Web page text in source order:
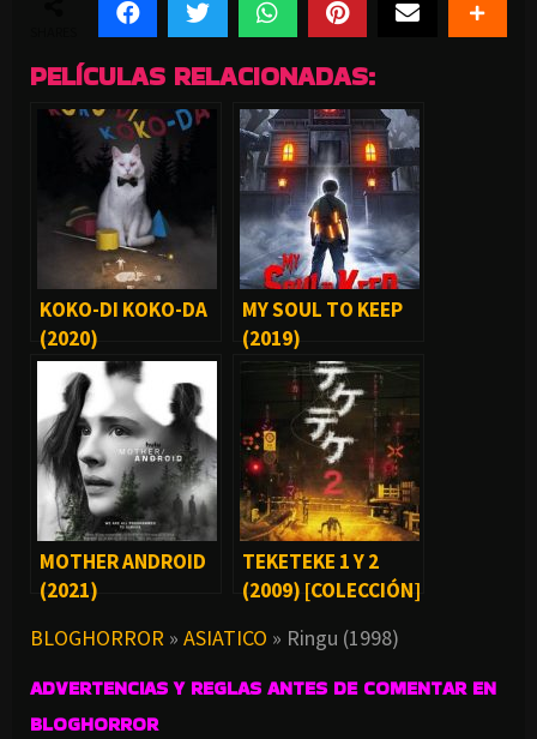
PELÍCULAS RELACIONADAS:
KOKO-DI KOKO-DA
(2020)
MY SOUL TO KEEP
(2019)
MOTHER ANDROID
(2021)
TEKETEKE 1 Y 2
(2009) [COLECCIÓN]
BLOGHORROR » ASIATICO » Ringu (1998)
ADVERTENCIAS Y REGLAS ANTES DE COMENTAR EN
BLOGHORROR